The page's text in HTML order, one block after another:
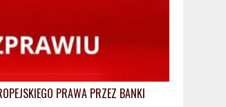
PRAWA PRZEZ BANKI